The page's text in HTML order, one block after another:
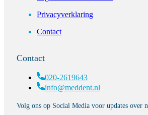
Privacyverklaring
Contact
Contact
020-2619643
info@meddent.nl
Volg ons op Social Media voor updates over